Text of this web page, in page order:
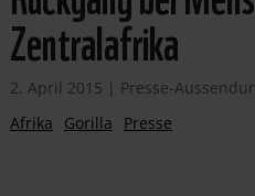
Zentralafrika
2. April 2015 | Presse-
Afrika
Gorilla Presse